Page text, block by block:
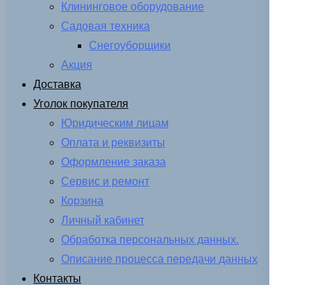
Клининговое оборудование
Садовая техника
Снегоуборщики
Акция
Доставка
Уголок покупателя
Юридическим лицам
Оплата и реквизиты
Оформление заказа
Сервис и ремонт
Корзина
Личный кабинет
Обработка персональных данных.
Описание процесса передачи данных
Контакты